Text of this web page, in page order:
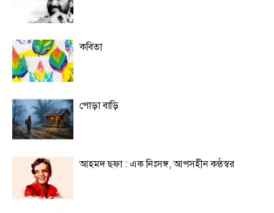
কবিতা
পোড়া বাড়ি
আহমদ ছফা : এক নিঃসঙ্গ, আপসহীন কণ্ঠস্বর